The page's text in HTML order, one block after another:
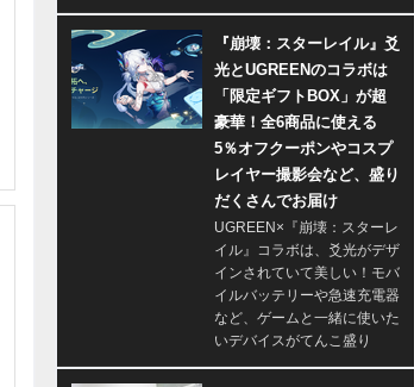
『崩壊：スターレイル』爻
光とUGREENのコラボは
「限定ギフトBOX」が超
豪華！全6商品に使える
5％オフクーポンやコスプ
レイヤー撮影会など、盛り
だくさんでお届け
UGREEN×『崩壊：スターレ
イル』コラボは、爻光がデザ
インされていて美しい！モバ
イルバッテリーや急速充電器
など、ゲームと一緒に使いた
いデバイスがてんこ盛り